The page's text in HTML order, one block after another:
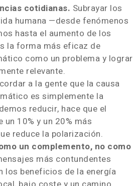
cotidianas. Subrayar los
humana —desde fenómenos
hasta el aumento de los
la forma más eficaz de
como un problema y lograr
relevante.
a la gente que la causa
es simplemente la
reducir, hace que el
10% y un 20% más
reduce la polarización.
un complemento, no como
más contundentes
los beneficios de la energía